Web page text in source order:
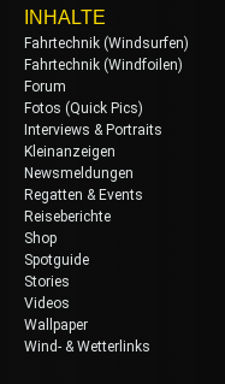
INHALTE
Fahrtechnik (Windsurfen)
Fahrtechnik (Windfoilen)
Forum
Fotos (Quick Pics)
Interviews & Portraits
Kleinanzeigen
Newsmeldungen
Regatten & Events
Reiseberichte
Shop
Spotguide
Stories
Videos
Wallpaper
Wind- & Wetterlinks